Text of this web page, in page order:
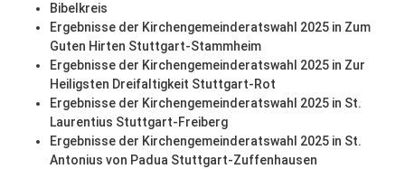
Bibelkreis
Ergebnisse der Kirchengemeinderatswahl 2025 in Zum
Guten Hirten Stuttgart-Stammheim
Ergebnisse der Kirchengemeinderatswahl 2025 in Zur
Heiligsten Dreifaltigkeit Stuttgart-Rot
Ergebnisse der Kirchengemeinderatswahl 2025 in St.
Laurentius Stuttgart-Freiberg
Ergebnisse der Kirchengemeinderatswahl 2025 in St.
Antonius von Padua Stuttgart-Zuffenhausen